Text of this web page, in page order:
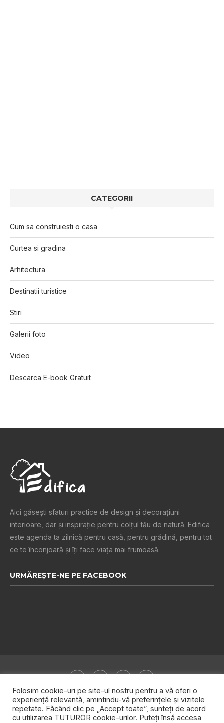
CATEGORII
Cum sa construiesti o casa
Curtea si gradina
Arhitectura
Destinatii turistice
Stiri
Galerii foto
Video
Descarca E-book Gratuit
Aici găsești sfaturi practice de design şi decoraţiuni
interioare, dar și inspiraţie pentru colţul tău de natură. Edifica
este agenda ta zilnică pentru casă, pentru grădină, pentru tot
ce te înconjoară şi îţi face viaţa mai frumoasă.
URMĂREȘTE-NE PE FACEBOOK
Despre noi Publicitate
Politica de confidențialitate
Folosim cookie-uri pe site-ul nostru pentru a vă oferi o
experiență relevantă, amintindu-vă preferințele și vizitele
repetate. Făcând clic pe „Accept toate”, sunteți de acord
cu utilizarea TUTUROR cookie-urilor. Puteți însă accesa